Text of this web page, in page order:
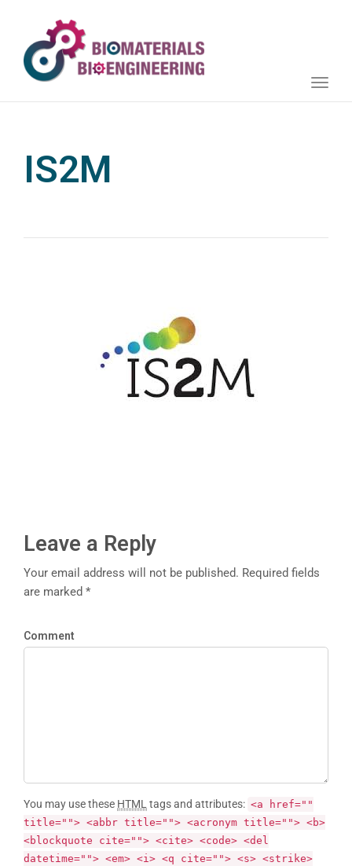
Toggle
IS2M
Leave a Reply
Your email address will not be published. Required fields
are marked *
Comment
You may use these HTML tags and attributes: <a href=""
title=""> <abbr title=""> <acronym title=""> <b>
<blockquote cite=""> <cite> <code> <del
datetime=""> <em> <i> <q cite=""> <s> <strike>